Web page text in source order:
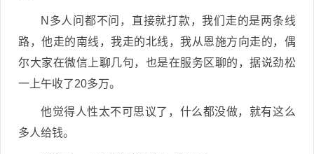
N多人问都不问，直接就打款，我们走的是两条线
路，他走的南线，我走的北线，我从恩施方向走的，偶
尔大家在微信上聊几句，也是在服务区聊的，据说劲松
一上午收了20多万。
他觉得人性太不可思议了，什么都没做，就有这么
多人给钱。